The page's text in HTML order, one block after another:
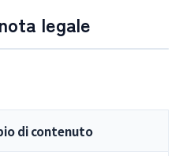
legale
di contenuto